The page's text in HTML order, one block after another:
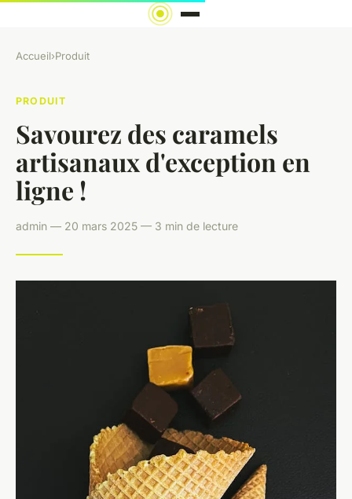
Accueil›Produit
PRODUIT
Savourez des caramels
artisanaux d'exception en
ligne !
admin — 20 mars 2025 — 3 min de lecture